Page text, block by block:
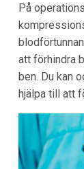
På
att förhindra
ben. Du kan
hjälpa till att